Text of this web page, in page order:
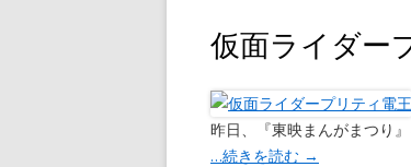
仮面ライダー
昨日、『東映まんがまつり』
…続きを読む →